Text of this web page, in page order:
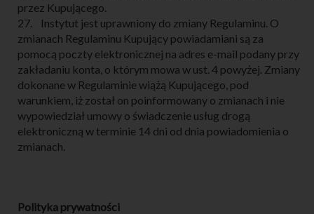
przez Kupującego.
27. Instytut jest uprawniony do zmiany Regulaminu. O
zmianach Regulaminu Kupujący powiadamiani są za
pomocą poczty elektronicznej na adres e-mail podany przy
zakładaniu konta, o którym mowa w ust. 4 powyżej. Zmiany
dokonane w Regulaminie wiążą Kupującego, pod
warunkiem, iż został on poinformowany o zmianach i nie
wypowiedział umowy o świadczenie usług drogą
elektroniczną w terminie 14 dni od dnia powiadomienia o
zmianach.
Polityka prywatności